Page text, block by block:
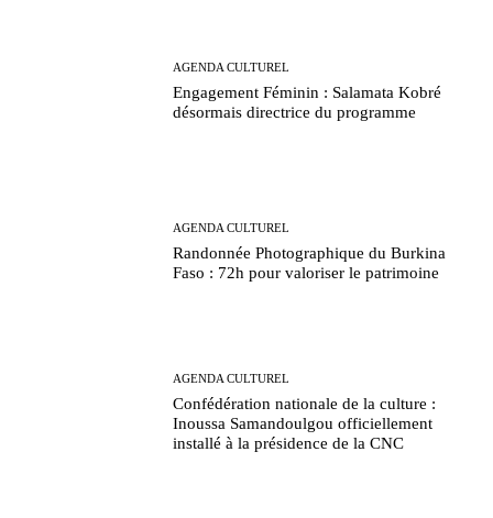
AGENDA CULTUREL
Engagement Féminin : Salamata Kobré
désormais directrice du programme
AGENDA CULTUREL
Randonnée Photographique du Burkina
Faso : 72h pour valoriser le patrimoine
AGENDA CULTUREL
Confédération nationale de la culture :
Inoussa Samandoulgou officiellement
installé à la présidence de la CNC